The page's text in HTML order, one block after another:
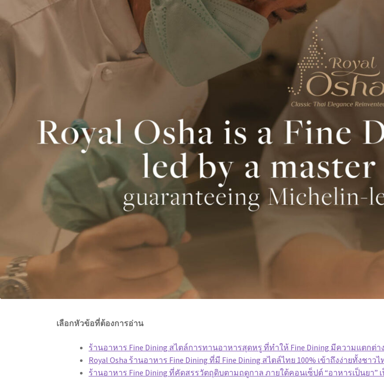
เลือกหัวข้อที่ต้องการอ่าน
ร้านอาหาร Fine Dining สไตล์การทานอาหารสุดหรู ที่ทำให้ Fine Dining มีความแตกต่
Royal Osha ร้านอาหาร Fine Dining ที่มี Fine Dining สไตล์ไทย 100% เข้าถึงง่ายทั้งชา
ร้านอาหาร Fine Dining ที่คัดสรรวัตถุดิบตามฤดูกาล ภายใต้คอนเซ็ปต์ “อาหารเป็นยา”